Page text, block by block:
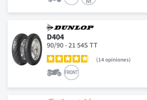
D404
90/90 - 21 54S TT
14opiniones